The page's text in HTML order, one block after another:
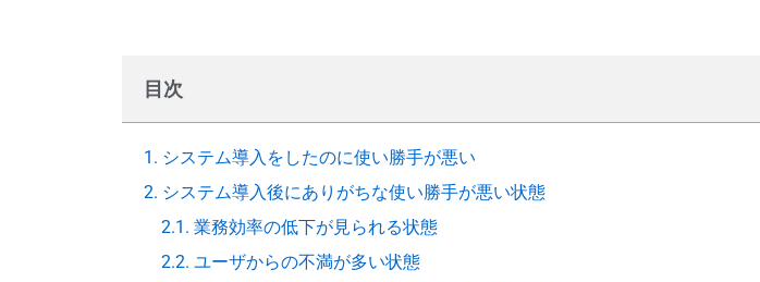
目次
1. システム導入をしたのに使い勝手が悪い
2. システム導入後にありがちな使い勝手が悪い状態
2.1. 業務効率の低下が見られる状態
2.2. ユーザからの不満が多い状態